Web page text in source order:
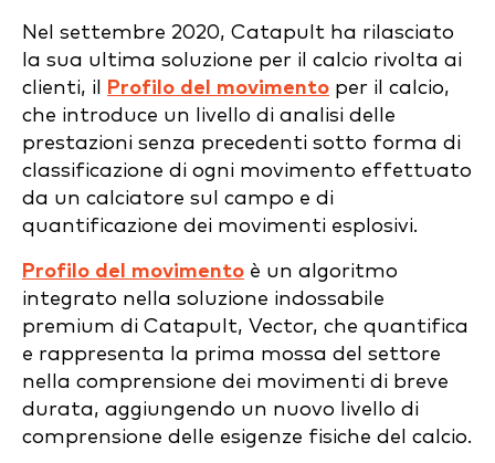
Nel settembre 2020, Catapult ha rilasciato
la sua ultima soluzione per il calcio rivolta ai
clienti, il
Profilo del movimento per il calcio,
che introduce un livello di analisi delle
prestazioni senza precedenti sotto forma di
classificazione di ogni movimento effettuato
da un calciatore sul campo e di
quantificazione dei movimenti esplosivi.
Profilo del movimento è un algoritmo
integrato nella soluzione indossabile
premium di Catapult, Vector, che quantifica
e rappresenta la prima mossa del settore
nella comprensione dei movimenti di breve
durata, aggiungendo un nuovo livello di
comprensione delle esigenze fisiche del calcio.